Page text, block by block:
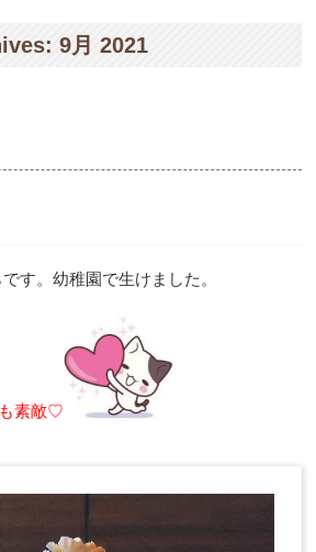
9月 2021
す。幼稚園で生けました。
素敵♡